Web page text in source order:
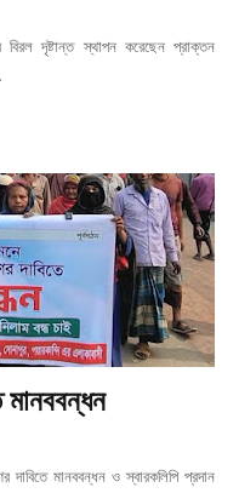
দৃষ্টান্ত স্থাপন করেছেন প্রাক্তন
মানববন্ধন
দাবিতে মানববন্ধন ও স্বারকলিপি প্রদান